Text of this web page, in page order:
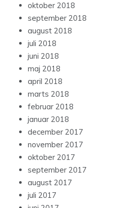
oktober 2018
september 2018
august 2018
juli 2018
juni 2018
maj 2018
april 2018
marts 2018
februar 2018
januar 2018
december 2017
november 2017
oktober 2017
september 2017
august 2017
juli 2017